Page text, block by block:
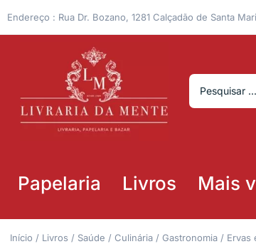
Endereço : Rua Dr. Bozano, 1281 Calçadão de Santa
Papelaria Livros Mais
Início / Livros / Saúde / Culinária / Gastronomia / Ervas